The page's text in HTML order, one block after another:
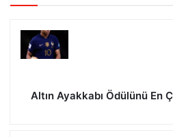
Altın Ayakkabı Ödülünü En